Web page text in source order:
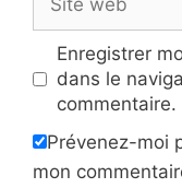
web
Enregistrer
dans le
commentaire.
Prévenez-moi
mon